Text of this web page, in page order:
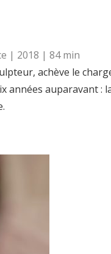
| 2018 | 84 min
achève le
années auparavant